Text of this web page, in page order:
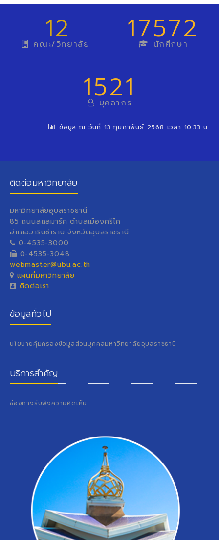
12
คณะ/วิทยาลัย 17572
นักศึกษา
1521
บุคลากร
ข้อมูล ณ วันที่ 13 กุมภาพันธ์ 2568 เวลา 10.33 น.
ติดต่อมหาวิทยาลัย
มหาวิทยาลัยอุบลราชธานี
85 ถนนสถลมาร์ค ตำบลเมืองศรีไค
อำเภอวารินชำราบ จังหวัดอุบลราชธานี
0-4535-3000
0-4535-3048
webmaster@ubu.ac.th
แผนที่มหาวิทยาลัย
ติดต่อเรา
ข้อมูลทั่วไป
นโยบายคุ้มครองข้อมูลส่วนบุคคลมหาวิทยาลัยอุบลราชธานี
บริการสำคัญ
ช่องทางรับฟังความคิดเห็น